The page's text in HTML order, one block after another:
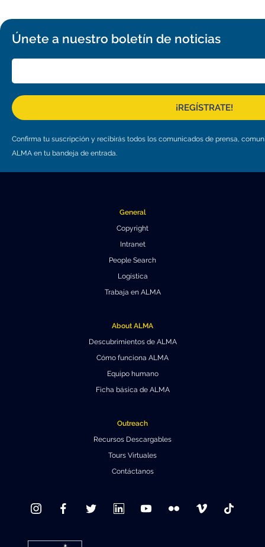
Únete a nuestro boletín de noticias
¡REGÍSTRATE!
Confirma tu suscripción y recibirás todos los comunicados de prensa,
ALMA en tu bandeja de entrada.
General
Copyright
Intranet
People Search
Logística
Trabaja en ALMA
About ALMA
Descubrimientos de ALMA
Cómo funciona ALMA
Equipo humano
Ficha básica de ALMA
Outreach
Recursos Descargables
Tours Virtuales
Contáctanos